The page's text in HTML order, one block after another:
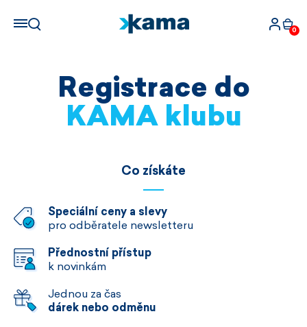
0
Registrace do
KAMA klubu
Co získáte
Speciální ceny a slevy
pro odběratele newsletteru
Přednostní přístup
k novinkám
Jednou za čas
dárek nebo odměnu